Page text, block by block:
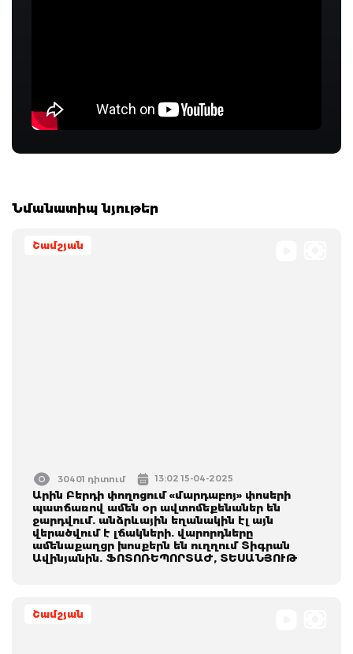
Նմանատիպ նյութեր
Շամշյան
30401 դիտում 13:02 15-04-2025
Արին Բերդի փողոցում «մարդաբոյ» փոսերի
պատճառով ամեն օր ավտոմեքենաներ են
ջարդվում. անձրևային եղանակին էլ այն
վերածվում է լճակների. վարորդները
ամենաքաղցր խոսքերն են ուղղում Տիգրան
Ավինյանին. ՖՈՏՈՌԵՊՈՐՏԱԺ, ՏԵՍԱՆՅՈՒԹ
Շամշյան